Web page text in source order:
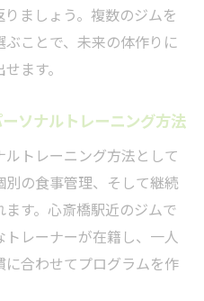
ましょう。複数のジムを
ことで、未来の体作りに
ます。
ソナルトレーニング方法
トレーニング方法として
の食事管理、そして継続
す。心斎橋駅近のジムで
レーナーが在籍し、一人
合わせてプログラムを作